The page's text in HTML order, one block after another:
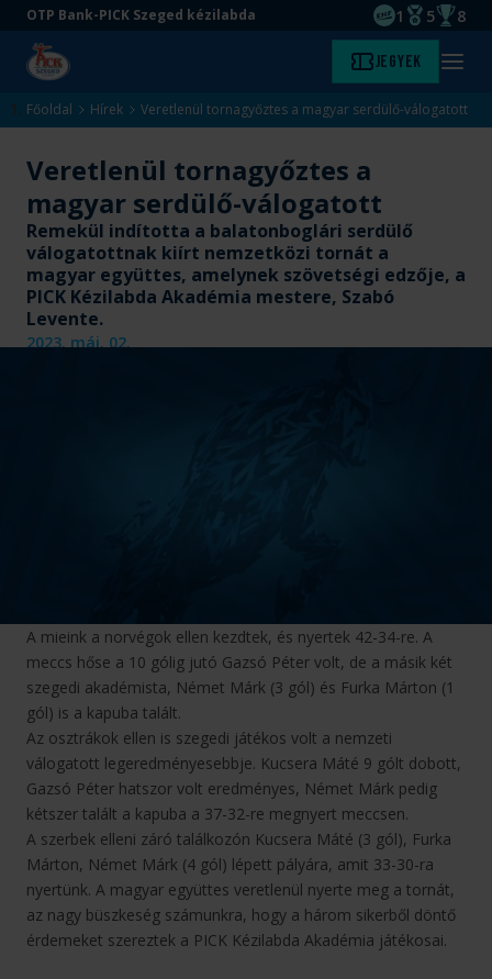
Ugrás
tartalomra
Ugrás
aljára
OTP Bank-PICK Szeged kézilabda
EHF
1
Magyar
5 8
Kezdőlap Jegyek Menü
Főoldal Hírek Veretlenül tornagyőztes a magyar serdülő-válogatott
Veretlenül tornagyőztes a
magyar serdülő-válogatott
Remekül indította a balatonboglári serdülő
válogatottnak kiírt nemzetközi tornát a
magyar együttes, amelynek szövetségi edzője, a
PICK Kézilabda Akadémia mestere, Szabó
Levente.
2023. máj. 02.
A mieink a norvégok ellen kezdtek, és nyertek 42-34-re. A
meccs hőse a 10 gólig jutó Gazsó Péter volt, de a másik két
szegedi akadémista, Német Márk (3 gól) és Furka Márton (1
gól) is a kapuba talált.
Az osztrákok ellen is szegedi játékos volt a nemzeti
válogatott legeredményesebbje. Kucsera Máté 9 gólt dobott,
Gazsó Péter hatszor volt eredményes, Német Márk pedig
kétszer talált a kapuba a 37-32-re megnyert meccsen.
A szerbek elleni záró találkozón Kucsera Máté (3 gól), Furka
Márton, Német Márk (4 gól) lépett pályára, amit 33-30-ra
nyertünk. A magyar együttes veretlenül nyerte meg a tornát,
az nagy büszkeség számunkra, hogy a három sikerből döntő
érdemeket szereztek a PICK Kézilabda Akadémia játékosai.